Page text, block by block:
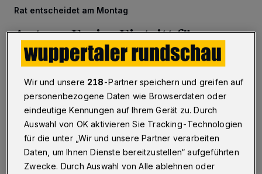
Rat entscheidet am Montag
Antrag: Freier Eintritt für
Kinder im Grünen Zoo
Wuppertal·Der Rat der Stadt Wuppertal entscheidet
am Montag (13. November 2023) über den Vorschlag,
ob Kinder bis einschließlich 14 Jahre künftig den
Grünen Zoo kostenlos besuchen dürfen. Die CDU
begrüßt den Vorschlag.
Wir und unsere 218-Partner speichern und greifen auf
personenbezogene Daten wie Browserdaten oder
eindeutige Kennungen auf Ihrem Gerät zu. Durch
Auswahl von OK aktivieren Sie Tracking-Technologien
für die unter „Wir und unsere Partner verarbeiten
Daten, um Ihnen Dienste bereitzustellen“ aufgeführten
Zwecke. Durch Auswahl von Alle ablehnen oder